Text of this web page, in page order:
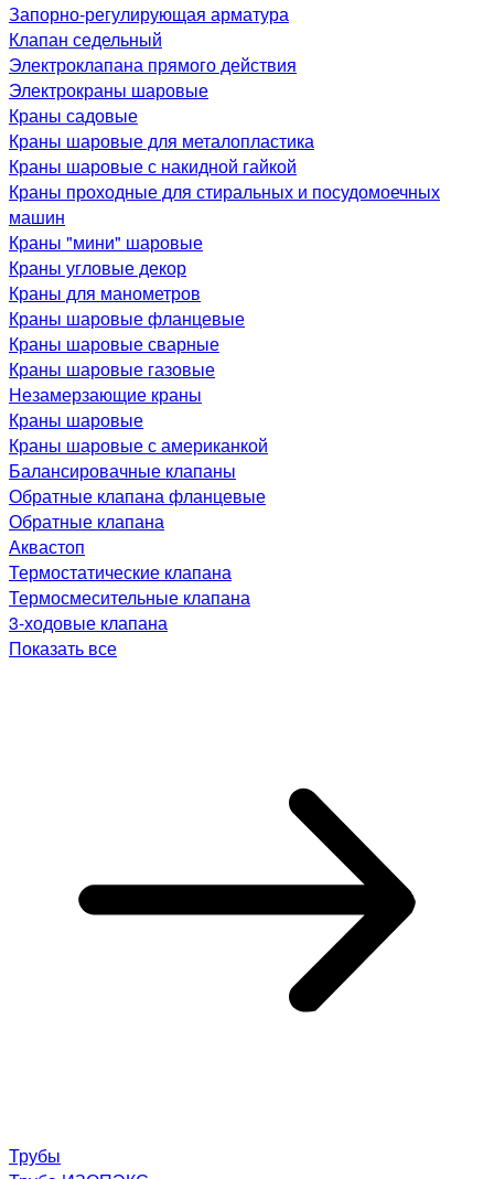
Запорно-регулирующая арматура
Клапан седельный
Электроклапана прямого действия
Электрокраны шаровые
Краны садовые
Краны шаровые для металопластика
Краны шаровые с накидной гайкой
Краны проходные для стиральных и посудомоечных
машин
Краны "мини" шаровые
Краны угловые декор
Краны для манометров
Краны шаровые фланцевые
Краны шаровые сварные
Краны шаровые газовые
Незамерзающие краны
Краны шаровые
Краны шаровые с американкой
Балансировачные клапаны
Обратные клапана фланцевые
Обратные клапана
Аквастоп
Термостатические клапана
Термосмесительные клапана
3-ходовые клапана
Показать все
Трубы